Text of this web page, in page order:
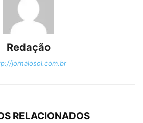
Redação
jornalosol.com.br
RELACIONADOS